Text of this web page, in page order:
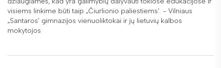
visiems linkime būti taip „Čiurlionio paliestiems'. - Vilniaus
„Santaros' gimnazijos vienuoliktokai ir jų lietuvių kalbos
mokytojos